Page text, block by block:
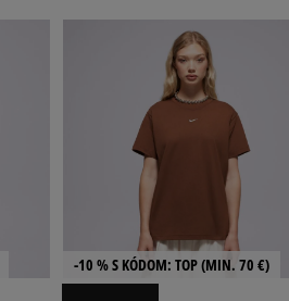
-10 % S KÓDOM: TOP (MIN. 70 €)